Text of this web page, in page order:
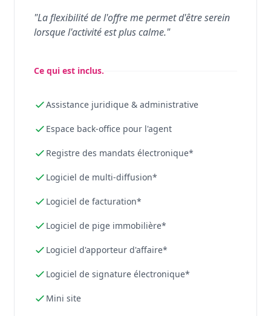
"La flexibilité de l'offre me permet d'être serein
lorsque l'activité est plus calme."
Ce qui est inclus.
Assistance juridique & administrative
Espace back-office pour l'agent
Registre des mandats électronique*
Logiciel de multi-diffusion*
Logiciel de facturation*
Logiciel de pige immobilière*
Logiciel d'apporteur d'affaire*
Logiciel de signature électronique*
Mini site